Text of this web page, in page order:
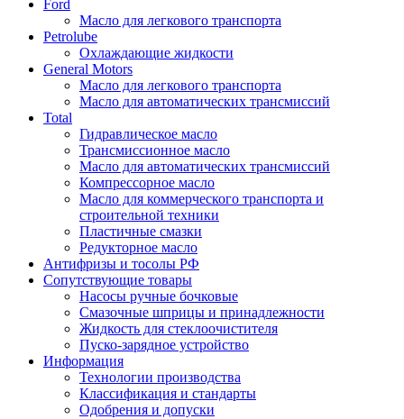
Ford
Масло для легкового транспорта
Petrolube
Охлаждающие жидкости
General Motors
Масло для легкового транспорта
Масло для автоматических трансмиссий
Total
Гидравлическое масло
Трансмиссионное масло
Масло для автоматических трансмиссий
Компрессорное масло
Масло для коммерческого транспорта и
строительной техники
Пластичные смазки
Редукторное масло
Антифризы и тосолы РФ
Сопутствующие товары
Насосы ручные бочковые
Смазочные шприцы и принадлежности
Жидкость для стеклоочистителя
Пуско-зарядное устройство
Информация
Технологии производства
Классификация и стандарты
Одобрения и допуски